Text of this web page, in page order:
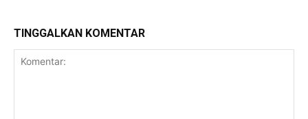
TINGGALKAN KOMENTAR